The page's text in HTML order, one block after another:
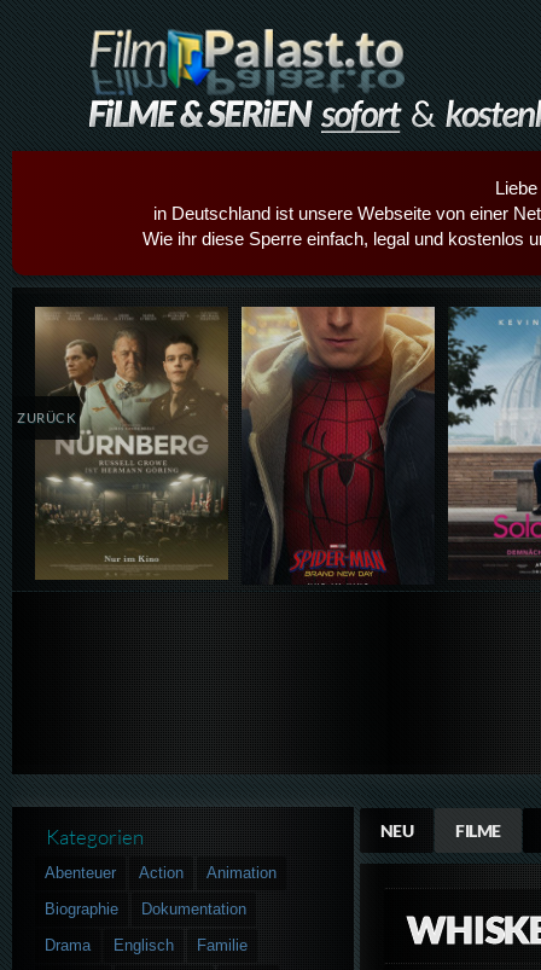
in Deutschland ist unsere Webseite von einer
Wie ihr diese Sperre einfach, legal und kostenlos
Details,Play Details,Play
ZURÜCK
NEU FILME
Kategorien
Abenteuer Action
Animation
Biographie
Dokumentation
Drama
Englisch
Familie